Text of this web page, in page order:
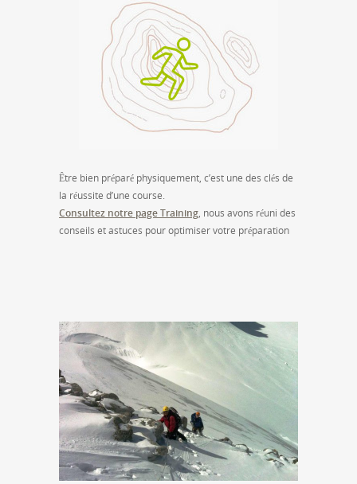
Être bien préparé physiquement, c’est une des clés de
la réussite d’une course.
Consultez notre page Training, nous avons réuni des
conseils et astuces pour optimiser votre préparation